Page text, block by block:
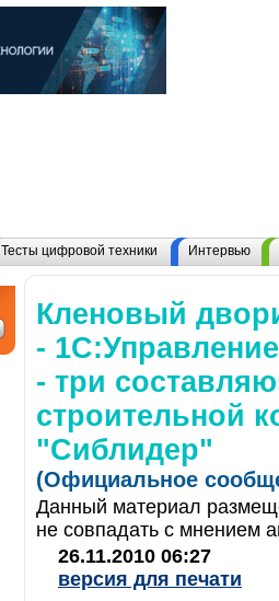
Тесты цифровой техники Интервью
Кленовый
-
- три
строительной
"Сиблидер"
(Официальное
Данный материал
не совпадать с мнением
26.11.2010 06:27
версия для печати